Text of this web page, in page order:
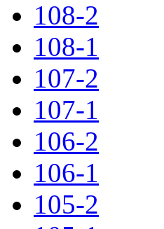
108-2
108-1
107-2
107-1
106-2
106-1
105-2